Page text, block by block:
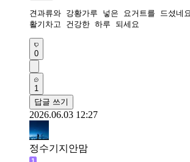
견과류와 강황가루 넣은 요거트를 드셨네
활기차고 건강한 하루 되세요
0
1
답글 쓰기
2026.06.03 12:27
정수기지안맘